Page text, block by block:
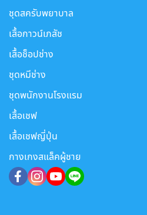
ชุดสครับพยาบาล
เสื้อกาวน์เภสัช
เสื้อช็อปช่าง
ชุดหมีช่าง
ชุดพนักงานโรงแรม
เสื้อเชฟ
เสื้อเชฟญี่ปุ่น
กางเกงสแล็คผู้ชาย